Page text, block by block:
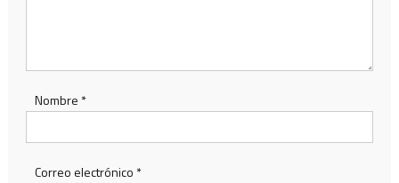
Nombre *
Correo electrónico *